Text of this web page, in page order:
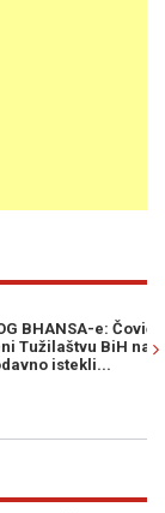
zet Primorac i
mjeseci